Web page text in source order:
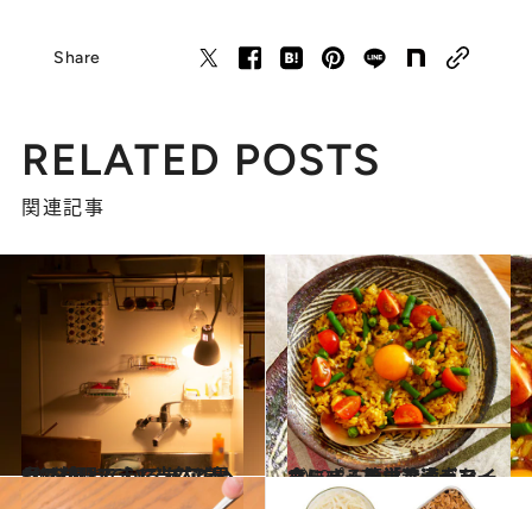
Share
RELATED POSTS
関連記事
2019.4.12
女は料理できて当然と思ってない？ 心に“エア義母”を飼っているあなたへ
グルメ 2019.3.17
スーパーの「冷凍ドライカレー」を栄養満点な一食にする簡単アイデア
グルメ